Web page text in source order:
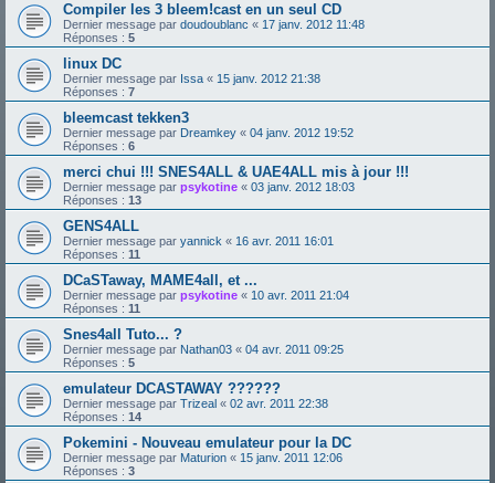
Compiler les 3 bleem!cast en un seul CD
Dernier message par doudoublanc « 17 janv. 2012 11:48
Réponses : 5
linux DC
Dernier message par Issa « 15 janv. 2012 21:38
Réponses : 7
bleemcast tekken3
Dernier message par Dreamkey « 04 janv. 2012 19:52
Réponses : 6
merci chui !!! SNES4ALL & UAE4ALL mis à jour !!!
Dernier message par psykotine « 03 janv. 2012 18:03
Réponses : 13
GENS4ALL
Dernier message par yannick « 16 avr. 2011 16:01
Réponses : 11
DCaSTaway, MAME4all, et ...
Dernier message par psykotine « 10 avr. 2011 21:04
Réponses : 11
Snes4all Tuto... ?
Dernier message par Nathan03 « 04 avr. 2011 09:25
Réponses : 5
emulateur DCASTAWAY ??????
Dernier message par Trizeal « 02 avr. 2011 22:38
Réponses : 14
Pokemini - Nouveau emulateur pour la DC
Dernier message par Maturion « 15 janv. 2011 12:06
Réponses : 3